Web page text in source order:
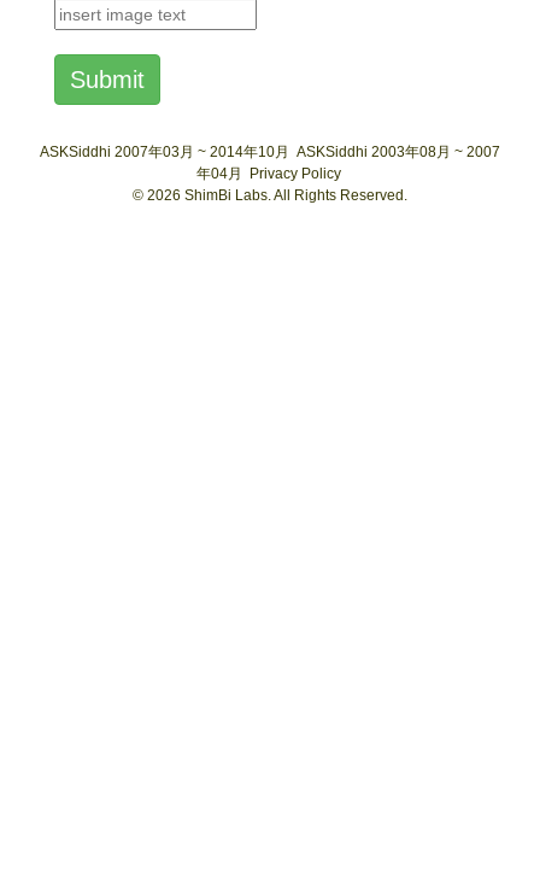
Submit
ASKSiddhi 2007年03月 ~ 2014年10月
ASKSiddhi 2003年08月 ~ 2007
年04月
Privacy Policy
© 2026 ShimBi Labs. All Rights Reserved.